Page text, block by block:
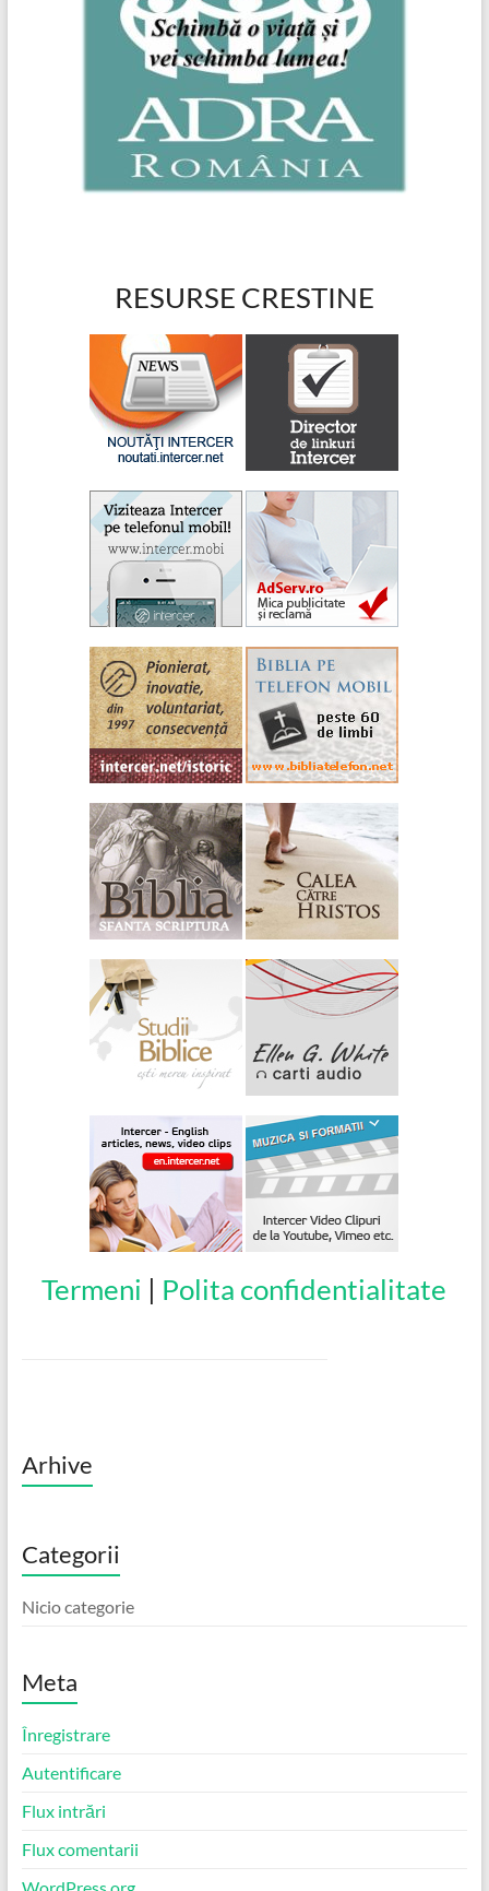
RESURSE CRESTINE
Termeni | Polita confidentialitate
Arhive
Categorii
Nicio categorie
Meta
Înregistrare
Autentificare
Flux intrări
Flux comentarii